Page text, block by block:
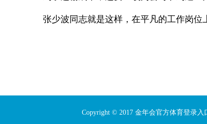
张少波同志就是这样，在平凡的工作岗位
Copyright © 2017 金年会官方体育登录入